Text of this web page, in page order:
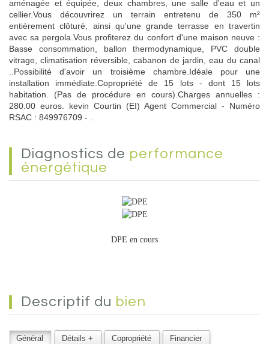
aménagée et équipée, deux chambres, une salle d'eau et un
cellier.Vous découvrirez un terrain entretenu de 350 m²
entièrement clôturé, ainsi qu'une grande terrasse en travertin
avec sa pergola.Vous profiterez du confort d'une maison neuve :
Basse consommation, ballon thermodynamique, PVC double
vitrage, climatisation réversible, cabanon de jardin, eau du canal
..Possibilité d'avoir un troisième chambre.Idéale pour une
installation immédiate.Copropriété de 15 lots - dont 15 lots
habitation. (Pas de procédure en cours).Charges annuelles :
280.00 euros. kevin Courtin (EI) Agent Commercial - Numéro
RSAC : 849976709 - .
diagnostics de performance
énergétique
DPE en cours
descriptif du bien
Général Détails + Copropriété Financier